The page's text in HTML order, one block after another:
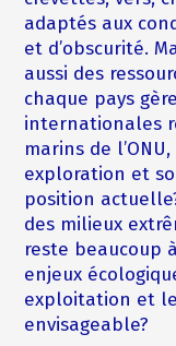
adaptés aux
et d’obscurité.
aussi des
chaque pays
internationales
marins de
exploration et
position
des milieux
reste beaucoup
enjeux
exploitation et
envisageable?